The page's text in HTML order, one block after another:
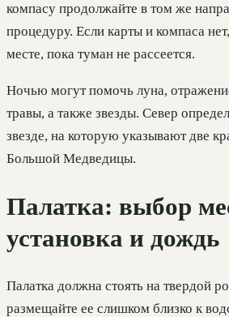
компасу продолжайте в том же
процедуру. Если карты и компаса
месте, пока туман не рассеется.
Ночью могут помочь луна,
травы, а также звезды. Север
звезде, на которую указывают две
Большой Медведицы.
Палатка: выбор
установка и дождь
Палатка должна стоять на твердой
размещайте ее слишком близко к